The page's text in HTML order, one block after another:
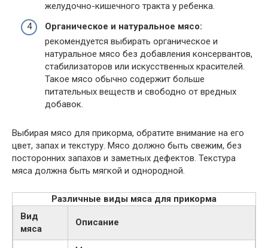
желудочно-кишечного тракта у ребенка.
Органическое и натуральное мясо:
рекомендуется выбирать органическое и
натуральное мясо без добавления консервантов,
стабилизаторов или искусственных красителей.
Такое мясо обычно содержит больше
питательных веществ и свободно от вредных
добавок.
Выбирая мясо для прикорма, обратите внимание на его
цвет, запах и текстуру. Мясо должно быть свежим, без
посторонних запахов и заметных дефектов. Текстура
мяса должна быть мягкой и однородной.
Различные виды мяса для прикорма
Вид
мяса
Описание